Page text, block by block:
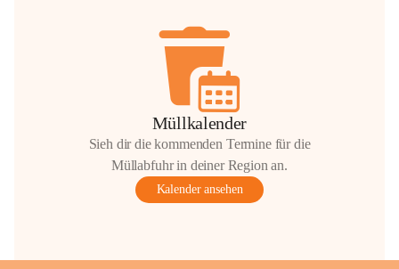
Müllkalender
Sieh dir die kommenden Termine für die
Müllabfuhr in deiner Region an.
Kalender ansehen